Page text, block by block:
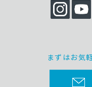
まずはお気